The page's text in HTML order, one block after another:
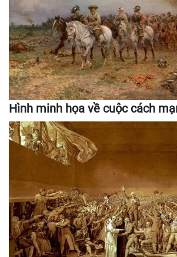
Hình minh họa về cuộc cách